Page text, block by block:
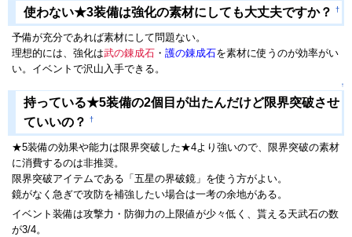
使わない★3装備は強化の素材にしても大丈夫ですか？ †
予備が充分であれば素材にして問題ない。
理想的には、強化は武の錬成石 ・ 護の錬成石を素材に使うのが効率がい
い。イベントで沢山入手できる。
↑
持っている★5装備の2個目が出たんだけど限界突破させ
ていいの？
†
★5装備の効果や能力は限界突破した★4より強いので、限界突破の素材
に消費するのは非推奨。
限界突破アイテムである「五星の界破鏡」を使う方がよい。
鏡がなく急ぎで攻防を補強したい場合は一考の余地がある。
イベント装備は攻撃力・防御力の上限値が少々低く、貰える天武石の数
が3/4。